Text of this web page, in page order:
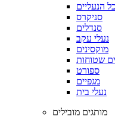
כל הנעליים
סניקרס
סנדלים
נעלי עקב
מוקסינים
שטוחות
ספורט
מגפיים
נעלי בית
מותגים מובילים